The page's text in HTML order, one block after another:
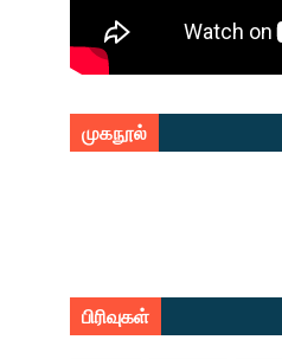
முகநூல்
பிரிவுகள்